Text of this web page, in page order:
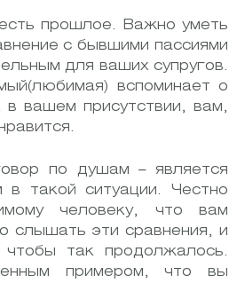
прошлое. Важно уметь
с бывшими пассиями
для ваших супругов.
вспоминает о
вашем присутствии, вам,
по душам – является
в такой ситуации. Честно
человеку, что вам
слышать эти сравнения, и
так продолжалось.
примером, что вы